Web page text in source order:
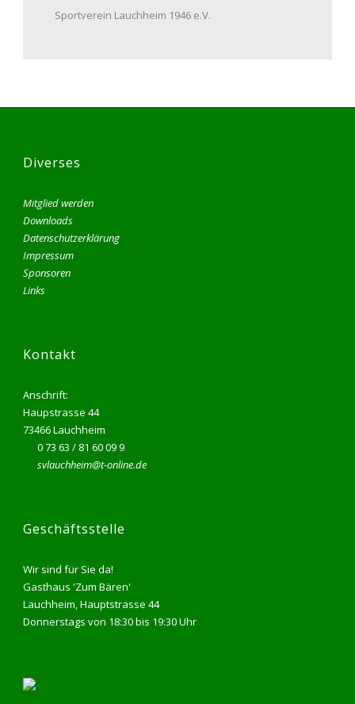
Sportverein Lauchheim 1946 e.V.
Diverses
Mitglied werden
Downloads
Datenschutzerklärung
Impressum
Sponsoren
Links
Kontakt
Anschrift:
Haupstrasse 44
73466 Lauchheim
0 73 63 / 81 60 09 9
svlauchheim@t-online.de
Geschäftsstelle
Wir sind für Sie da!
Gasthaus 'Zum Bären'
Lauchheim, Hauptstrasse 44
Donnerstags von 18:30 bis 19:30 Uhr